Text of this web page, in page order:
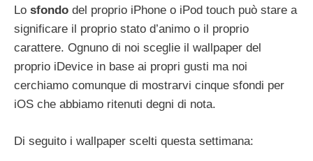
Lo sfondo del proprio iPhone o iPod touch può stare a
significare il proprio stato d’animo o il proprio
carattere. Ognuno di noi sceglie il wallpaper del
proprio iDevice in base ai propri gusti ma noi
cerchiamo comunque di mostrarvi cinque sfondi per
iOS che abbiamo ritenuti degni di nota.
Di seguito i wallpaper scelti questa settimana: